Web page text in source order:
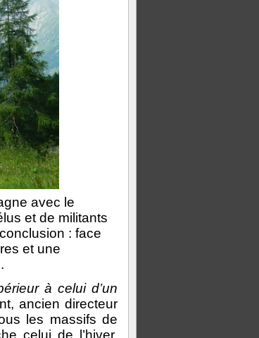
avec le
et de militants
: face
et une
à celui d’un
ancien directeur
les massifs de
celui de l’hiver.